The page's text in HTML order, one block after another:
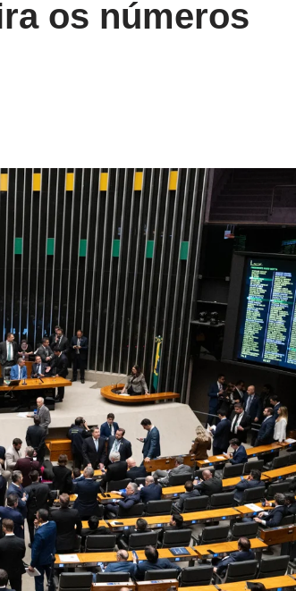
os números